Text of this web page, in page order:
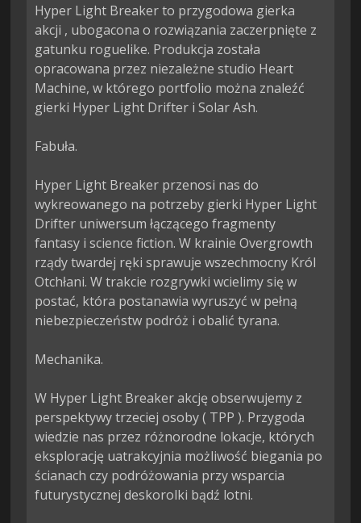
Hyper Light Breaker to przygodowa gierka
akcji , ubogacona o rozwiązania zaczerpnięte z
gatunku roguelike. Produkcja została
opracowana przez niezależne studio Heart
Machine, w którego portfolio można znaleźć
gierki Hyper Light Drifter i Solar Ash.
Fabuła.
Hyper Light Breaker przenosi nas do
wykreowanego na potrzeby gierki Hyper Light
Drifter uniwersum łączącego fragmenty
fantasy i science fiction. W krainie Overgrowth
rządy twardej ręki sprawuje wszechmocny Król
Otchłani. W trakcie rozgrywki wcielimy się w
postać, która postanawia wyruszyć w pełną
niebezpieczeństw podróż i obalić tyrana.
Mechanika.
W Hyper Light Breaker akcję obserwujemy z
perspektywy trzeciej osoby ( TPP ). Przygoda
wiedzie nas przez różnorodne lokacje, których
eksplorację uatrakcyjnia możliwość biegania po
ścianach czy podróżowania przy wsparcia
futurystycznej deskorolki bądź lotni.